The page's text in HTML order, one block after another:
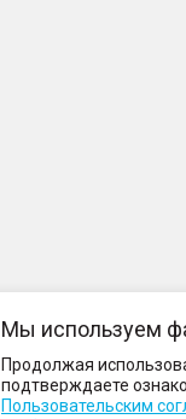
Мы используем
Продолжая
подтверждаете
Пользовательским